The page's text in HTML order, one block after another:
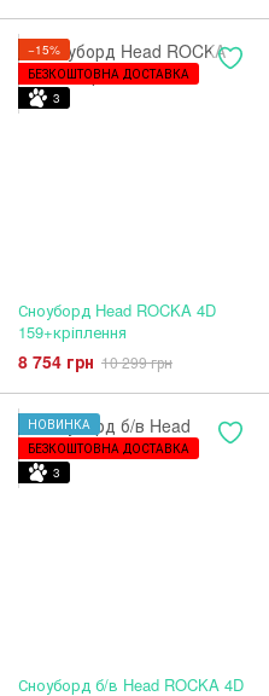
−15%
БЕЗКОШТОВНА ДОСТАВКА
3
Сноуборд Head ROCKA 4D
159+кріплення
8 754 грн 10 299 грн
НОВИНКА
БЕЗКОШТОВНА ДОСТАВКА
3
Сноуборд б/в Head ROCKA 4D